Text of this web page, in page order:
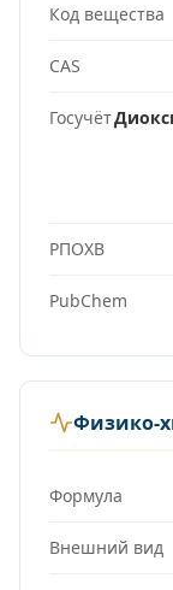
Код вещества
CAS
Госучёт
РПОХВ
PubChem
Физико-
Формула
Внешний вид